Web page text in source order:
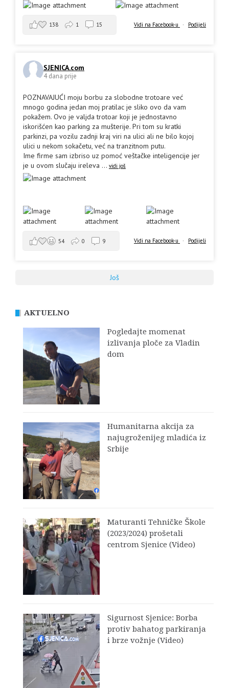
Vidi na Facebook-u · Podijeli
138 1 15
SJENICA.com
4 dana prije
POZNAVAJUĆI moju borbu za slobodne trotoare već
mnogo godina jedan moj pratilac je sliko ovo da vam
pokažem. Ovo je valjda trotoar koji je jednostavno
iskorišćen kao parking za mušterije. Pri tom su kratki
parkinzi, pa vozilu zadnji kraj viri na ulici ali ne bilo kojoj
ulici u nekom sokačetu, već na tranzitnom putu.
Ime firme sam izbriso uz pomoć veštačke inteligencije jer
je u ovom slučaju ireleva ... vidi još
Vidi na Facebook-u · Podijeli
54 0 9
Još
AKTUELNO
Pogledajte momenat
izlivanja ploče za Vladin
dom
Humanitarna akcija za
najugroženijeg mladića iz
Srbije
Maturanti Tehničke Škole
(2023/2024) prošetali
centrom Sjenice (Video)
Sigurnost Sjenice: Borba
protiv bahatog parkiranja
i brze vožnje (Video)